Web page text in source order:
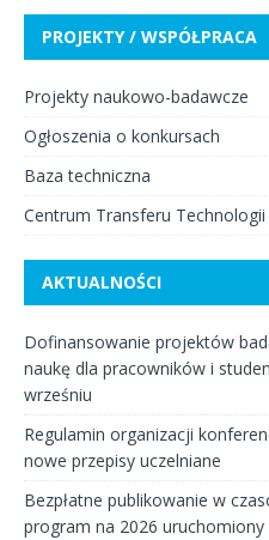
PROJEKTY / WSPÓŁPRACA
Projekty naukowo-badawcze
Ogłoszenia o konkursach
Baza techniczna
Centrum Transferu Technologii
AKTUALNOŚCI
Dofinansowanie projektów
naukę dla pracowników i
wrześniu
Regulamin organizacji
nowe przepisy uczelniane
Bezpłatne publikowanie w
program na 2026 uruchomiony